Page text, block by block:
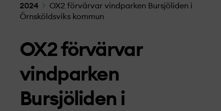
2024
OX2 förvärvar vindparken Bursjöliden i
Örnsköldsviks kommun
OX2 förvärvar
vindparken
Bursjöliden i